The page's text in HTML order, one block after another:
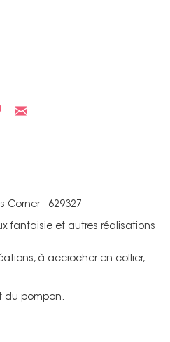
Corner - 629327
fantaisie et autres réalisations
à accrocher en collier,
du pompon.